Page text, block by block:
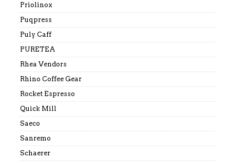
Priolinox
Puqpress
Puly Caff
PURETEA
Rhea Vendors
Rhino Coffee Gear
Rocket Espresso
Quick Mill
Saeco
Sanremo
Schaerer